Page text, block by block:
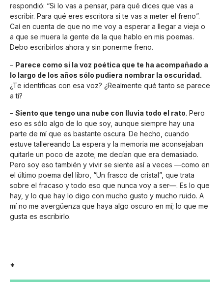
respondió: “Si lo vas a pensar, para qué dices que vas a
escribir. Para qué eres escritora si te vas a meter el freno”.
Caí en cuenta de que no me voy a esperar a llegar a vieja o
a que se muera la gente de la que hablo en mis poemas.
Debo escribirlos ahora y sin ponerme freno.
– Parece como si la voz poética que te ha acompañado a
lo largo de los años sólo pudiera nombrar la oscuridad.
¿Te identificas con esa voz? ¿Realmente qué tanto se parece
a ti?
– Siento que tengo una nube con lluvia todo el rato. Pero
eso es sólo algo de lo que soy, aunque siempre hay una
parte de mí que es bastante oscura. De hecho, cuando
estuve tallereando La espera y la memoria me aconsejaban
quitarle un poco de azote; me decían que era demasiado.
Pero soy eso también y vivir se siente así a veces —como en
el último poema del libro, “Un frasco de cristal”, que trata
sobre el fracaso y todo eso que nunca voy a ser—. Es lo que
hay, y lo que hay lo digo con mucho gusto y mucho ruido. A
mí no me avergüenza que haya algo oscuro en mí; lo que me
gusta es escribirlo.
*